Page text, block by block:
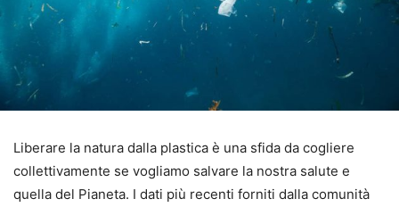
Liberare la natura dalla plastica è una sfida da cogliere
collettivamente se vogliamo salvare la nostra salute e
quella del Pianeta. I dati più recenti forniti dalla comunità